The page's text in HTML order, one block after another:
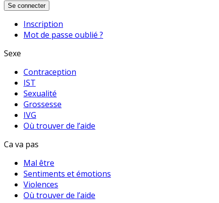
Se connecter
Inscription
Mot de passe oublié ?
Sexe
Contraception
IST
Sexualité
Grossesse
IVG
Où trouver de l’aide
Ca va pas
Mal être
Sentiments et émotions
Violences
Où trouver de l’aide